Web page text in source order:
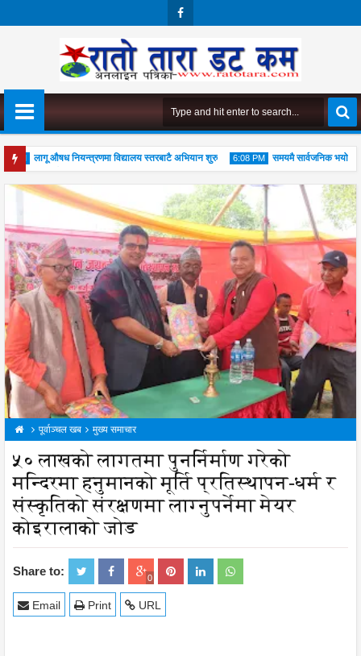
Boo
PM
Aug
2026
लागू औषध नियन्त्रणमा विद्यालय स्तरबाटै अभियान शुरु 6:08 PM
04 Aug
2026
समयमै सार्वजनिक भयो
अपनाउन जोड
पूर्वाञ्चल खब मुख्य समाचार
५० लाखको लागतमा पुनर्निर्माण गरेको
मन्दिरमा हनुमानको मूर्ति प्रतिस्थापन-धर्म र
संस्कृतिको संरक्षणमा लाग्नुपर्नेमा मेयर
कोइरालाको जोड
Share to: 0
URL
Print
Email